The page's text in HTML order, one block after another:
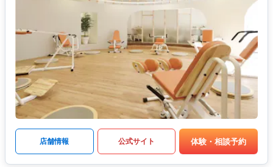
店舗情報 公式サイト 体験・相談予約